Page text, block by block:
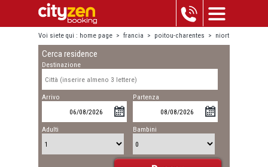
Voi siete qui : home page > francia > poitou-charentes > niort
Cerca residence
Destinazione
Arrivo Partenza
Adulti Bambini